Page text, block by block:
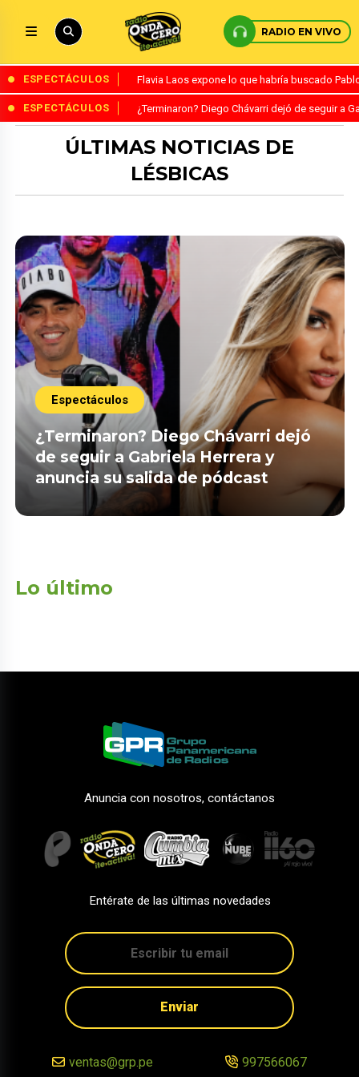
RADIO EN VIVO
ESPECTÁCULOS Flavia Laos expone lo que habría buscado
ESPECTÁCULOS ¿Terminaron? Diego Chávarri dejó de seguir a
ÚLTIMAS NOTICIAS DE
LÉSBICAS
Espectáculos
¿Terminaron? Diego Chávarri dejó
de seguir a Gabriela Herrera y
anuncia su salida de pódcast
Lo último
Anuncia con nosotros, contáctanos
Entérate de las últimas novedades
Enviar
ventas@grp.pe 997566067